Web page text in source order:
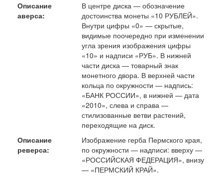
Описание
аверса:
В центре диска — обозначение
достоинства монеты «10 РУБЛЕЙ».
Внутри цифры «0» — скрытые,
видимые поочередно при изменении
угла зрения изображения цифры
«10» и надписи «РУБ». В нижней
части диска — товарный знак
монетного двора. В верхней части
кольца по окружности — надпись:
«БАНК РОССИИ», в нижней — дата
«2010», слева и справа —
стилизованные ветви растений,
переходящие на диск.
Описание
реверса:
Изображение герба Пермского края,
по окружности — надписи: вверху —
«РОССИЙСКАЯ ФЕДЕРАЦИЯ», внизу
— «ПЕРМСКИЙ КРАЙ».